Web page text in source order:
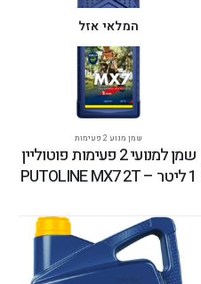
המלאי אזל
שמן מנוע 2 פעימות
שמן למנועי 2 פעימות פוטוליין
1 ליטר – PUTOLINE MX7 2T